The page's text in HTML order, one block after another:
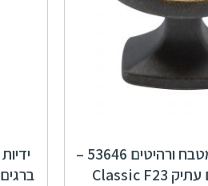
ידיות כפתור למטבח ורהיטים 53646 –
ברגים 160 מ"מ חום עתיק F23 Fold